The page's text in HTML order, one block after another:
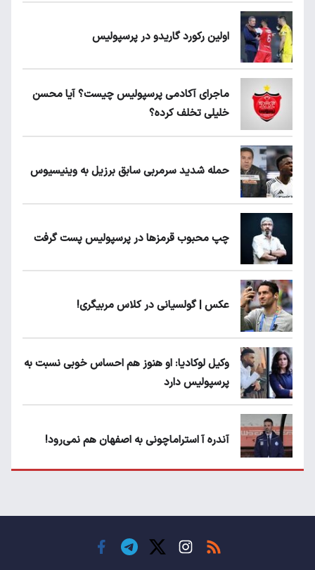
اولین رکورد گاریدو در پرسپولیس
ماجرای آکادمی پرسپولیس چیست؟ آیا محسن
خلیلی تخلف کرده؟
حمله شدید سرمربی سابق برزیل به وینیسیوس
چپ محبوب قرمزها در پرسپولیس پست گرفت
عکس | گولسیانی در کلاس مربیگری!
وکیل لوکادیا: او هنوز هم احساس خوبی نسبت به
پرسپولیس دارد
آندره آ استراماچونی به اصفهان هم نمی‌رود!
حسن روی هوا!